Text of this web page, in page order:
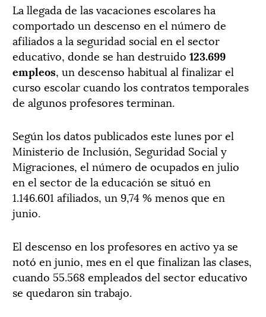
La llegada de las vacaciones escolares ha
comportado un descenso en el número de
afiliados a la seguridad social en el sector
educativo, donde se han destruido 123.699
empleos, un descenso habitual al finalizar el
curso escolar cuando los contratos temporales
de algunos profesores terminan.
Según los datos publicados este lunes por el
Ministerio de Inclusión, Seguridad Social y
Migraciones, el número de ocupados en julio
en el sector de la educación se situó en
1.146.601 afiliados, un 9,74 % menos que en
junio.
El descenso en los profesores en activo ya se
notó en junio, mes en el que finalizan las clases,
cuando 55.568 empleados del sector educativo
se quedaron sin trabajo.